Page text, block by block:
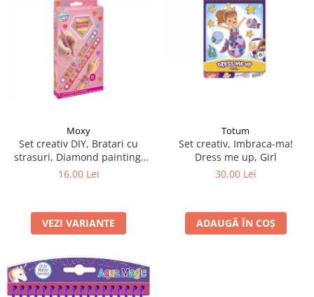
Moxy
Set creativ DIY, Bratari cu
strasuri, Diamond painting,
roz
16,00 Lei
VEZI VARIANTE
Totum
Set creativ, Imbraca-ma!
Dress me up, Girl
30,00 Lei
ADAUGĂ ÎN COȘ